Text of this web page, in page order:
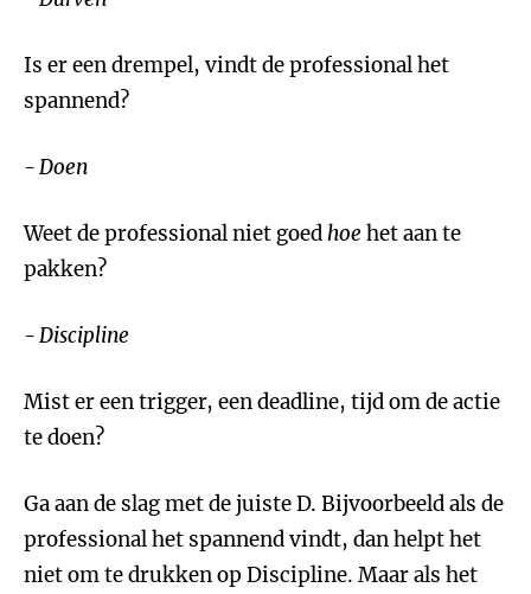
Is er een drempel, vindt de professional het
spannend?
- Doen
Weet de professional niet goedhoe het aan te
pakken?
- Discipline
Mist er een trigger, een deadline, tijd om de actie
te doen?
Ga aan de slag met de juiste D. Bijvoorbeeld als de
professional het spannend vindt, dan helpt het
niet om te drukken op Discipline. Maar als het